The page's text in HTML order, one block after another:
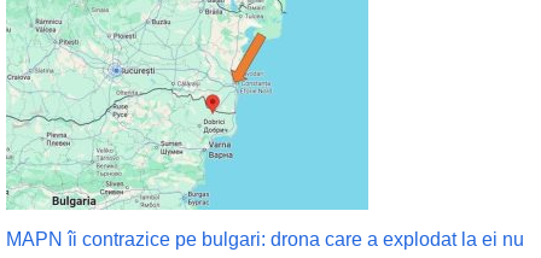
MAPN îi contrazice pe bulgari: drona care a explodat la ei nu